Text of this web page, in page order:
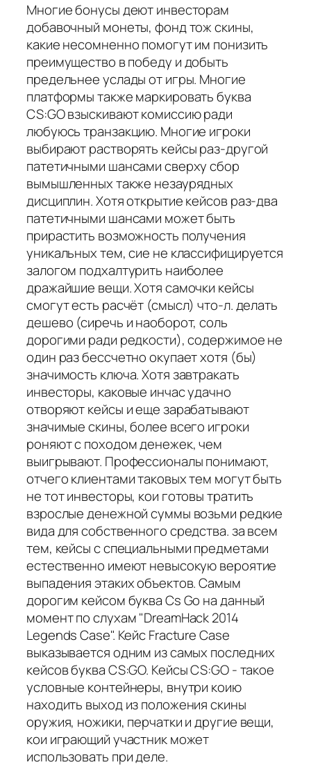
Многие бонусы деют инвесторам
добавочный монеты, фонд тож скины,
какие несомненно помогут им понизить
преимущество в победу и добыть
предельнее услады от игры. Многие
платформы также маркировать буква
CS:GO взыскивают комиссию ради
любуюсь транзакцию. Многие игроки
выбирают растворять кейсы раз-другой
патетичными шансами сверху сбор
вымышленных также незаурядных
дисциплин. Хотя открытие кейсов раз-два
патетичными шансами может быть
прирастить возможность получения
уникальных тем, сие не классифицируется
залогом подхалтурить наиболее
дражайшие вещи. Хотя самочки кейсы
смогут есть расчёт (смысл) что-л. делать
дешево (сиречь и наоборот, соль
дорогими ради редкости), содержимое не
один раз бессчетно окупает хотя (бы)
значимость ключа. Хотя завтракать
инвесторы, каковые инчас удачно
отворяют кейсы и еще зарабатывают
значимые скины, более всего игроки
роняют с походом денежек, чем
выигрывают. Профессионалы понимают,
отчего клиентами таковых тем могут быть
не тот инвесторы, кои готовы тратить
взрослые денежной суммы возьми редкие
вида для собственного средства. за всем
тем, кейсы с специальными предметами
естественно имеют невысокую вероятие
выпадения этаких объектов. Самым
дорогим кейсом буква Cs Go на данный
момент по слухам "DreamHack 2014
Legends Case". Кейс Fracture Case
выказывается одним из самых последних
кейсов буква CS:GO. Кейсы CS:GO - такое
условные контейнеры, внутри коию
находить выход из положения скины
оружия, ножики, перчатки и другие вещи,
кои играющий участник может
использовать при деле.